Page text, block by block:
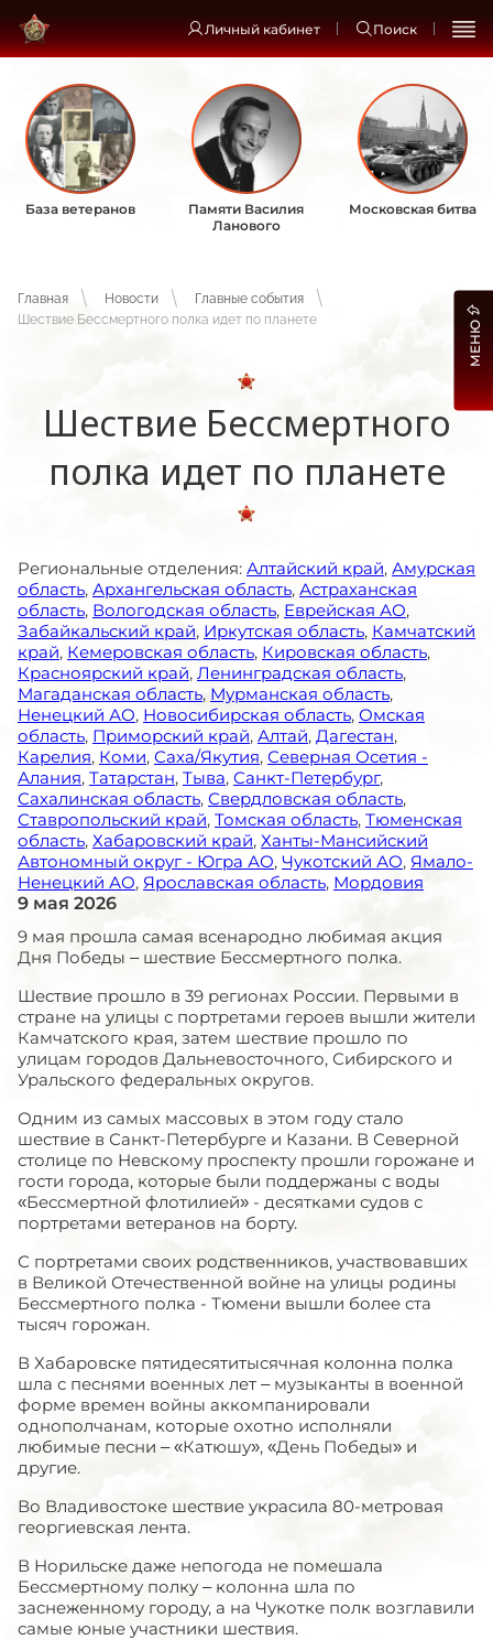
Личный кабинет Поиск
База ветеранов
Памяти Василия
Ланового
Московская битва
Главная Новости
Главные события
Шествие Бессмертного полка идет по планете
Шествие Бессмертного
полка идет по планете
Региональные отделения: Алтайский край, Амурская
область, Архангельская область, Астраханская
область, Вологодская область, Еврейская АО,
Забайкальский край, Иркутская область, Камчатский
край, Кемеровская область, Кировская область,
Красноярский край, Ленинградская область,
Магаданская область, Мурманская область,
Ненецкий АО, Новосибирская область, Омская
область, Приморский край, Алтай, Дагестан,
Карелия, Коми, Саха/Якутия, Северная Осетия -
Алания, Татарстан, Тыва, Санкт-Петербург,
Сахалинская область, Свердловская область,
Ставропольский край, Томская область, Тюменская
область, Хабаровский край, Ханты-Мансийский
Автономный округ - Югра АО, Чукотский АО, Ямало-
Ненецкий АО, Ярославская область, Мордовия
9 мая 2026
9 мая прошла самая всенародно любимая акция
Дня Победы – шествие Бессмертного полка.
Шествие прошло в 39 регионах России. Первыми в
стране на улицы с портретами героев вышли жители
Камчатского края, затем шествие прошло по
улицам городов Дальневосточного, Сибирского и
Уральского федеральных округов.
Одним из самых массовых в этом году стало
шествие в Санкт-Петербурге и Казани. В Северной
столице по Невскому проспекту прошли горожане и
гости города, которые были поддержаны с воды
«Бессмертной флотилией» - десятками судов с
портретами ветеранов на борту.
С портретами своих родственников, участвовавших
в Великой Отечественной войне на улицы родины
Бессмертного полка - Тюмени вышли более ста
тысяч горожан.
В Хабаровске пятидесятитысячная колонна полка
шла с песнями военных лет – музыканты в военной
форме времен войны аккомпанировали
однополчанам, которые охотно исполняли
любимые песни – «Катюшу», «День Победы» и
другие.
Во Владивостоке шествие украсила 80-метровая
георгиевская лента.
В Норильске даже непогода не помешала
Бессмертному полку – колонна шла по
заснеженному городу, а на Чукотке полк возглавили
самые юные участники шествия.
МЕНЮ